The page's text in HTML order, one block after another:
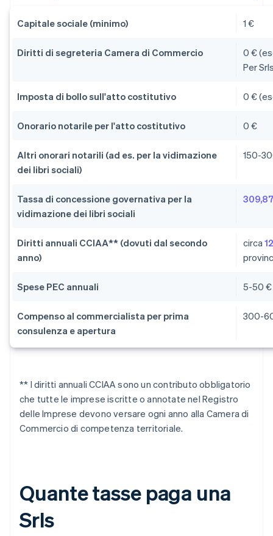
Capitale sociale (minimo) 1 €
Diritti di segreteria Camera di Commercio
0 €
Per
Imposta di bollo sull'atto costitutivo 0 €
Onorario notarile per l'atto costitutivo 0 €
Altri onorari notarili (ad es. per la vidimazione
dei libri sociali)
150-
Tassa di concessione governativa per la
vidimazione dei libri sociali
Diritti annuali CCIAA** (dovuti dal secondo
anno)
circa
Spese PEC annuali 5-50 €
Compenso al commercialista per prima
consulenza e apertura
300-
** I diritti annuali CCIAA sono un contributo obbligatorio
che tutte le imprese iscritte o annotate nel Registro
delle Imprese devono versare ogni anno alla Camera di
Commercio di competenza territoriale.
Quante tasse paga una
Srls